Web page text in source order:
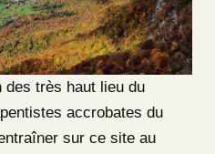
des très haut lieu du
accrobates du
sur ce site au